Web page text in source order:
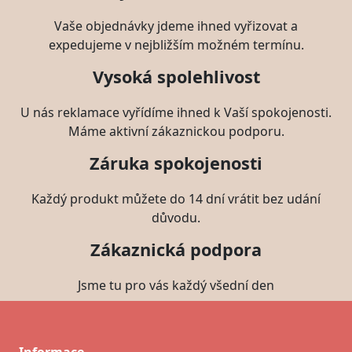
Vaše objednávky jdeme ihned vyřizovat a
expedujeme v nejbližším možném termínu.
Vysoká spolehlivost
U nás reklamace vyřídíme ihned k Vaší spokojenosti.
Máme aktivní zákaznickou podporu.
Záruka spokojenosti
Každý produkt můžete do 14 dní vrátit bez udání
důvodu.
Zákaznická podpora
Jsme tu pro vás každý všední den